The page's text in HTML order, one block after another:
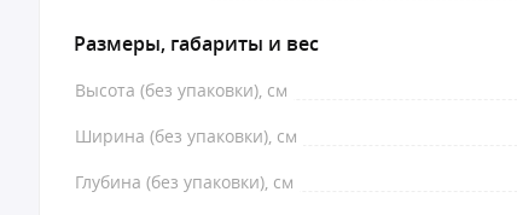
Размеры, габариты и вес
Высота (без упаковки), см
Ширина (без упаковки), см
Глубина (без упаковки), см